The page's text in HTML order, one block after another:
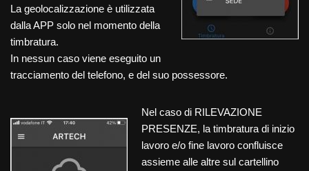
La geolocalizzazione è utilizzata
dalla APP solo nel momento della
timbratura.
In nessun caso viene eseguito un
tracciamento del telefono, e del suo possessore.
Nel caso di RILEVAZIONE
PRESENZE, la timbratura di inizio
lavoro e/o fine lavoro confluisce
assieme alle altre sul cartellino